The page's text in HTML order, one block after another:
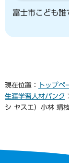
富士市こども誰
現在位置： トップペ
生涯学習人材バンク
シ ヤスエ）小林 靖